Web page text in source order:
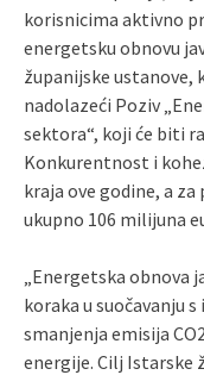
korisnicima aktivno
energetsku obnovu
županijske ustanove,
nadolazeći Poziv
sektora“, koji će biti
Konkurentnost i
kraja ove godine, a
ukupno 106 milijuna
„Energetska obnova
koraka u suočavanju
smanjenja emisija
energije. Cilj Istarske